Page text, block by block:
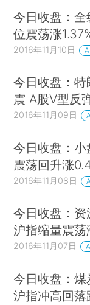
今日收盘：
位震荡涨
2016年11月10日
今日收盘：
震 A股V型反
2016年11月09日
今日收盘：
震荡回升涨
2016年11月08日
今日收盘：
沪指缩量震荡
2016年11月07日
今日收盘：
沪指冲高回落